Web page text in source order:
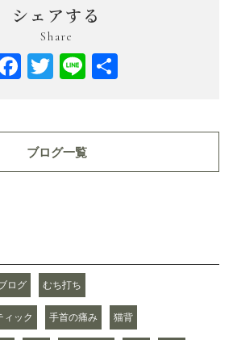
シェアする
Share
Facebook
Twitter
Line
ブログ一覧
ログ むち打ち
ィック 手首の痛み 猫背